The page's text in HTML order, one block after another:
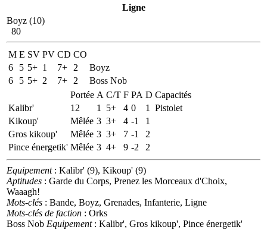
Ligne
Boyz (10)
80
M E SV PV CD CO
6
5 5+ 1 7+ 2
Boyz
6
5 5+ 2 7+ 2
Boss Nob
Portée A C/T F PA D Capacités
Kalibr'
12 1 5+ 4 0 1
Pistolet
Kikoup'
Mêlée 3 3+ 4 -1
1
Gros kikoup'
Mêlée 3 3+ 7 -1
2
Pince énergetik' Mêlée 3 4+ 9 -2 2
Equipement: Kalibr' (9), Kikoup' (9)
Aptitudes : Garde du Corps, Prenez les Morceaux d'Choix,
Waaagh!
Mots-clés : Bande, Boyz, Grenades, Infanterie, Ligne
Mots-clés de faction : Orks
Boss Nob Equipement: Kalibr', Gros kikoup', Pince énergetik'